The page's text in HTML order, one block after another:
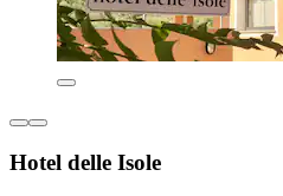
Hotel delle Isole